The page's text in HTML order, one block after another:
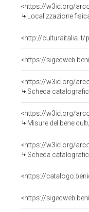
<https://w3id.org/
Localizzazione
<http://culturaitalia.it/
<https://
<https://w3id.org/
Scheda
<https://w3id.org/
Misure del bene
<https://w3id.org/
Scheda
<https://
<https://